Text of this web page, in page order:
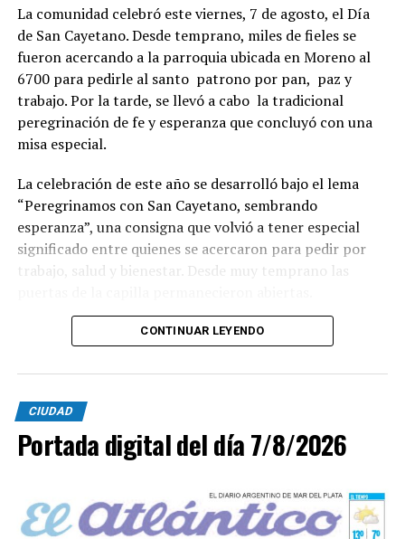
La comunidad celebró este viernes, 7 de agosto, el Día
de San Cayetano. Desde temprano, miles de fieles se
fueron acercando a la parroquia ubicada en Moreno al
6700 para pedirle al santo patrono por pan, paz y
trabajo. Por la tarde, se llevó a cabo la tradicional
peregrinación de fe y esperanza que concluyó con una
misa especial.
La celebración de este año se desarrolló bajo el lema
“Peregrinamos con San Cayetano, sembrando
esperanza”, una consigna que volvió a tener especial
significado entre quienes se acercaron para pedir por
trabajo, salud y bienestar. Desde muy temprano las
La imagen del santo salió del santuario de Moreno al
las calles del barrio. Grandes, jóvenes y niños y fieles se
sumaron al recorrido con banderas, espigas y distintas
expresiones de fe.
En paralelo, distintos gremios y organizaciones sociales
y trabajo, para visibilizar la situación de trabajadores y
desocupados.
CONTINUAR LEYENDO
CIUDAD
Portada digital del día 7/8/2026